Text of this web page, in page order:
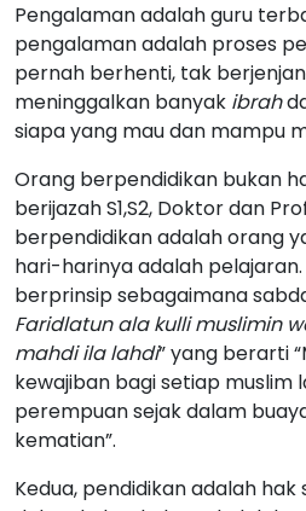
Pengalaman adalah guru
pengalaman adalah proses
pernah berhenti, tak
meninggalkan banyak ibrah
siapa yang mau dan mampu
Orang berpendidikan bukan
berijazah S1,S2, Doktor dan
berpendidikan adalah orang
hari-harinya adalah
berprinsip sebagaimana
Faridlatun ala kulli muslimin
mahdi ila lahdi” yang berarti
kewajiban bagi setiap muslim
perempuan sejak dalam
kematian”.
Kedua, pendidikan adalah hak